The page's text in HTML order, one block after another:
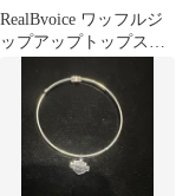
RealBvoice ワッフルジ
ップアップトップス《S
ボイス